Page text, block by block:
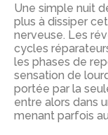
Une simple nuit
plus à dissiper
nerveuse. Les
cycles
les phases de
sensation de
portée par la
entre alors dans
menant parfois